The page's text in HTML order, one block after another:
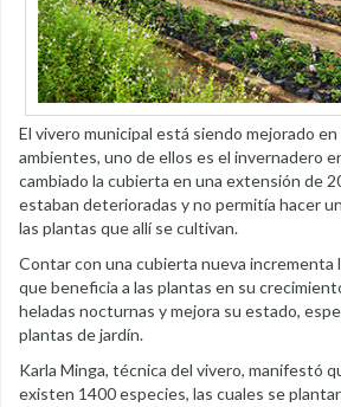
El vivero municipal está siendo mejorado
ambientes, uno de ellos es el invernadero
cambiado la cubierta en una extensión de
estaban deterioradas y no permitía hacer
las plantas que allí se cultivan.
Contar con una cubierta nueva incrementa
que beneficia a las plantas en su
heladas nocturnas y mejora su estado,
plantas de jardín.
Karla Minga, técnica del vivero, manifestó
existen 1400 especies, las cuales se